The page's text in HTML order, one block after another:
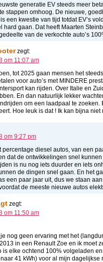
generatie EV steeds meer
stappen omhoog. De nieuwe,
een kwestie van tijd totdat EV’s
hard gaan. Dat heeft Maarten
van de verkochte auto’s
zegt:
om 11:07 am
tot 2025 gaan mensen het
voor auto’s met MINDERE
kan rijden. Over Italie en
En dan natuurlijk lekker
om een laadpaal te
Hoe leuk is dat ! Ik kan bijna niet
om 9:27 pm
percentage diesel autos, van een
dat de ontwikkelingen snel
is nu nog iets duurder en iets
de dingen snel gaan. En het
een paar jaar uit, dus we staan
de meeste nieuwe autos
zegt:
om 11:50 am
nog geen ervaring met het
in een Renault Zoe en ik moet
is elke ochtend 100% volgeladen
41 kWh) voor al mijn